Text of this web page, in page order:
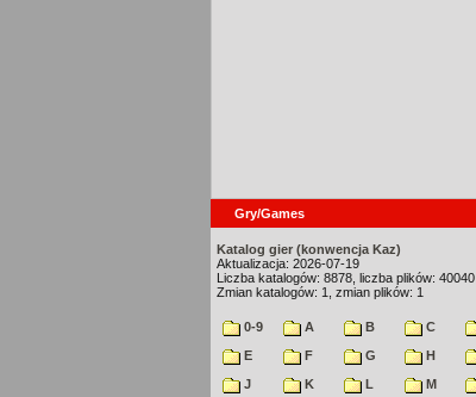
Gry/Games
Katalog gier (konwencja Kaz)
Aktualizacja: 2026-07-19
Liczba katalogów: 8878, liczba plików: 40040
Zmian katalogów: 1, zmian plików: 1
0-9 A B C
E
F G H
J
K L M